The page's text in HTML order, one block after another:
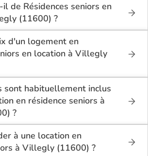
de Résidences seniors en
(11600) ?
seniors.com, on recense
seniors en location à
d'un logement en
en location à Villegly
d'un logement en Résidences
à Villegly (11600) est de 755€
sont habituellement inclus
en résidence seniors à
?
(11600), la résidence seniors
: l’entretien des espaces
à des activités, la présence d’un
à une location en
à Villegly (11600) ?